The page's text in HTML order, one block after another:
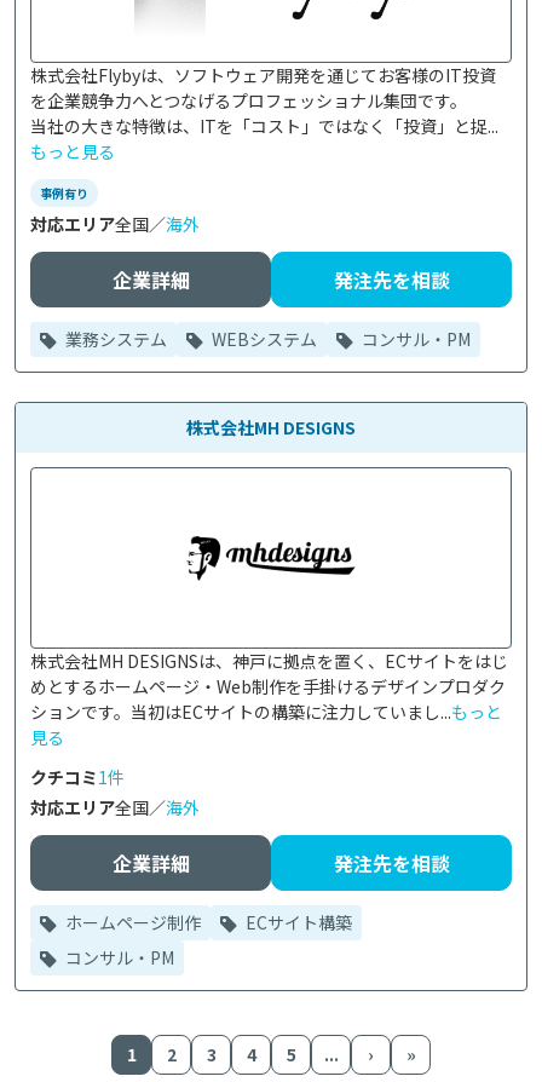
株式会社Flybyは、ソフトウェア開発を通じてお客様のIT投資
を企業競争力へとつなげるプロフェッショナル集団です。
当社の大きな特徴は、ITを「コスト」ではなく「投資」と捉...
もっと見る
事例有り
対応エリア全国／海外
企業詳細 発注先を相談
業務システム WEBシステム コンサル・PM
株式会社MH DESIGNS
株式会社MH DESIGNSは、神戸に拠点を置く、ECサイトをはじ
めとするホームページ・Web制作を手掛けるデザインプロダク
ションです。当初はECサイトの構築に注力していまし...もっと
見る
クチコミ1件
対応エリア全国／海外
企業詳細 発注先を相談
ホームページ制作
ECサイト構築
コンサル・PM
1 2 3 4 5 ... › »